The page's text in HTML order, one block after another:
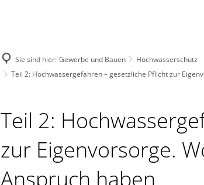
Sie sind hier: Gewerbe und Bauen
Hochwasserschutz
Teil 2: Hochwassergefahren – gesetzliche Pflicht zur
Teil 2:
zur Eigenvorsorge.
Anspruch haben